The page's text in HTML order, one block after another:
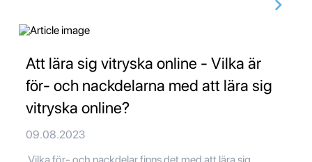
Att lära sig vitryska online - Vilka är
för- och nackdelarna med att lära sig
vitryska online?
09.08.2023